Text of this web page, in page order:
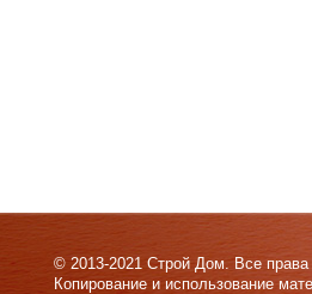
© 2013-2021 Строй Дом. Все права
Копирование и использование